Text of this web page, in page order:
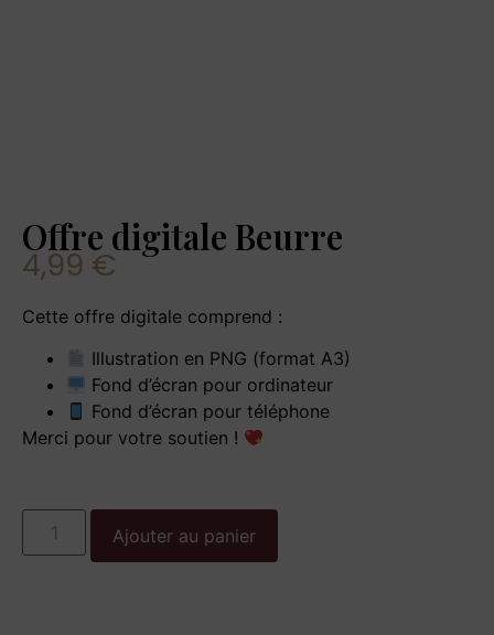
Offre digitale Beurre
4,99 €
Cette offre digitale comprend :
Illustration en PNG (format A3)
Fond d’écran pour ordinateur
Fond d’écran pour téléphone
Merci pour votre soutien !
Ajouter au panier